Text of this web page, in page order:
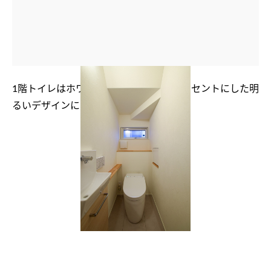
1階トイレはホワイトを基調に木目をアクセントにした明
るいデザインに